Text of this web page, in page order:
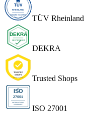
TÜV Rheinland
DEKRA
Trusted Shops
ISO 27001